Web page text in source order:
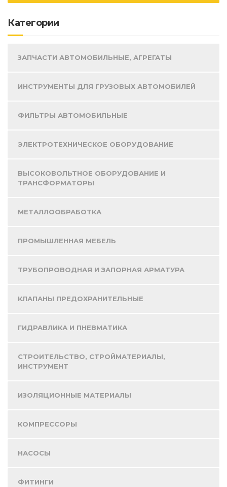
Категории
ЗАПЧАСТИ АВТОМОБИЛЬНЫЕ, АГРЕГАТЫ
ИНСТРУМЕНТЫ ДЛЯ ГРУЗОВЫХ АВТОМОБИЛЕЙ
ФИЛЬТРЫ АВТОМОБИЛЬНЫЕ
ЭЛЕКТРОТЕХНИЧЕСКОЕ ОБОРУДОВАНИЕ
ВЫСОКОВОЛЬТНОЕ ОБОРУДОВАНИЕ И
ТРАНСФОРМАТОРЫ
МЕТАЛЛООБРАБОТКА
ПРОМЫШЛЕННАЯ МЕБЕЛЬ
ТРУБОПРОВОДНАЯ И ЗАПОРНАЯ АРМАТУРА
КЛАПАНЫ ПРЕДОХРАНИТЕЛЬНЫЕ
ГИДРАВЛИКА И ПНЕВМАТИКА
СТРОИТЕЛЬСТВО, СТРОЙМАТЕРИАЛЫ,
ИНСТРУМЕНТ
ИЗОЛЯЦИОННЫЕ МАТЕРИАЛЫ
КОМПРЕССОРЫ
НАСОСЫ
ФИТИНГИ